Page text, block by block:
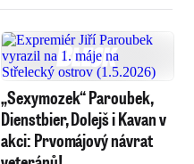
„Sexymozek“ Paroubek,
Dienstbier, Dolejš i Kavan v
akci: Prvomájový návrat